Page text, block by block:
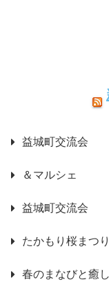
益城町交流会
＆マルシェ
益城町交流会
たかもり桜まつり
春のまなびと癒